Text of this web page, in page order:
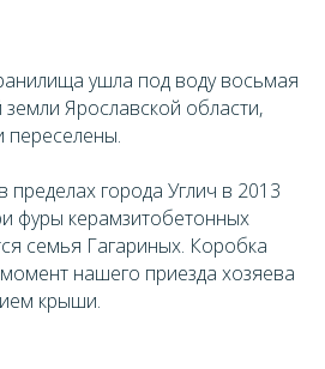
ушла под воду восьмая
земли Ярославской области,
переселены.
пределах города Углич в 2013
фуры керамзитобетонных
семья Гагариных. Коробка
нашего приезда хозяева
крыши.